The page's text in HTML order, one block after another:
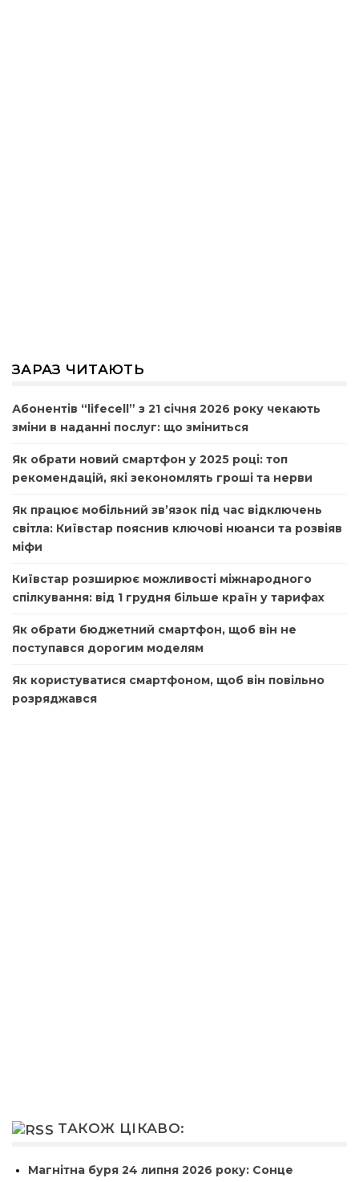
ЗАРАЗ ЧИТАЮТЬ
Абонентів “lifecell” з 21 січня 2026 року чекають
зміни в наданні послуг: що зміниться
Як обрати новий смартфон у 2025 році: топ
рекомендацій, які зекономлять гроші та нерви
Як працює мобільний зв’язок під час відключень
світла: Київстар пояснив ключові нюанси та розвіяв
міфи
Київстар розширює можливості міжнародного
спілкування: від 1 грудня більше країн у тарифах
Як обрати бюджетний смартфон, щоб він не
поступався дорогим моделям
Як користуватися смартфоном, щоб він повільно
розряджався
ТАКОЖ ЦІКАВО:
Магнітна буря 24 липня 2026 року: Сонце